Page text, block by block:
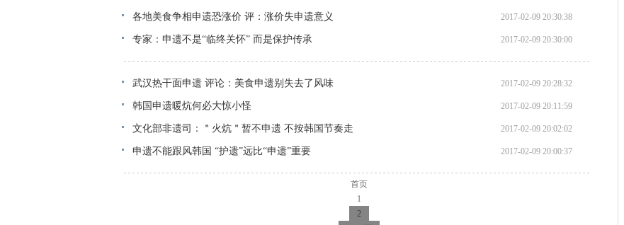
各地美食争相申遗恐涨价 评：涨价失申遗意义 2017-02-09 20:30:38
专家：申遗不是“临终关怀” 而是保护传承 2017-02-09 20:30:00
武汉热干面申遗 评论：美食申遗别失去了风味 2017-02-09 20:28:32
韩国申遗暖炕何必大惊小怪 2017-02-09 20:11:59
文化部非遗司：＂火炕＂暂不申遗 不按韩国节奏走 2017-02-09 20:02:02
申遗不能跟风韩国 “护遗”远比“申遗”重要 2017-02-09 20:00:37
首页
1
2